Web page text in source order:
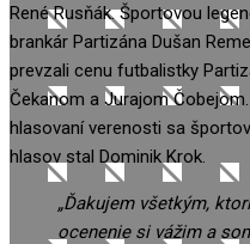
René Rusňák. Športovou
brankár Partizána Dušan
prevzali cenu futbalistky
Čekanom a Jurajom
hlasovaní verenosti sa
hlasov stal Dominik Krok.
„Ďakujem všetkým,
ocenenie si vážim a